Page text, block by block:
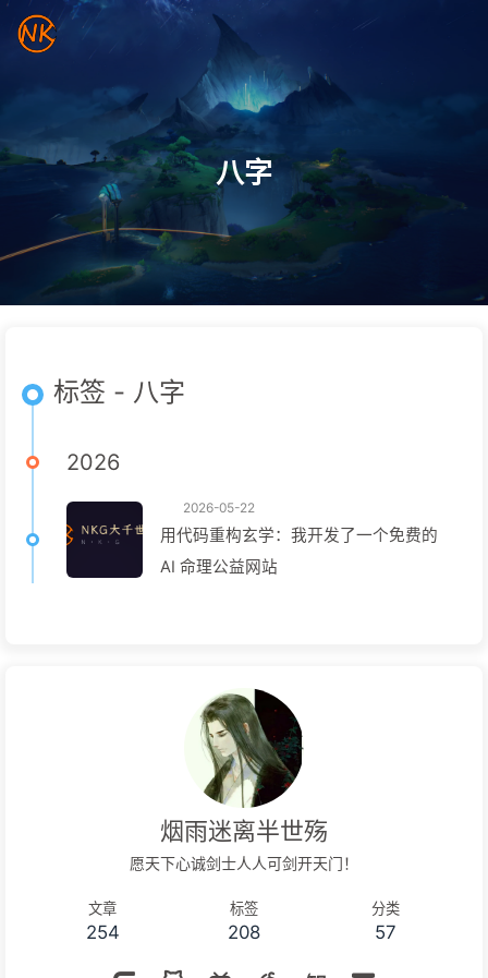
八字
标签 - 八字
2026
2026-05-22
用代码重构玄学：我开发了一个免费的
AI 命理公益网站
烟雨迷离半世殇
愿天下心诚剑士人人可剑开天门！
文章
254
标签
208
分类
57